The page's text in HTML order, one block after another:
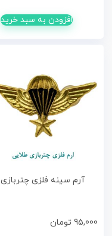
افزودن به سبد خرید
آرم سینه فلزی چتربازی
95,000 تومان